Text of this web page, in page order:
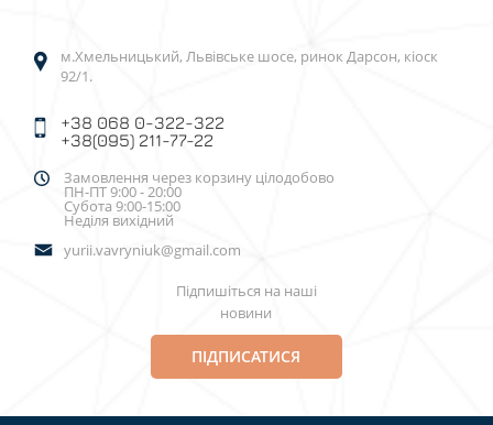
м.Хмельницький, Львівське шосе, ринок Дарсон, кіоск
92/1.
+38 068 0-322-322
+38(095) 211-77-22
Замовлення через корзину цілодобово
ПН-ПТ 9:00 - 20:00
Субота 9:00-15:00
Неділя вихідний
yurii.vavryniuk@gmail.com
Підпишіться на наші
новини
ПІДПИСАТИСЯ